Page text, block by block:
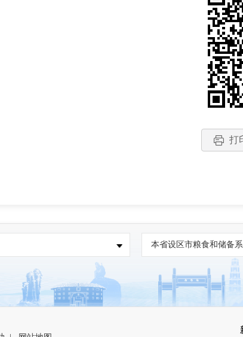
打
本省设区市粮食和储备